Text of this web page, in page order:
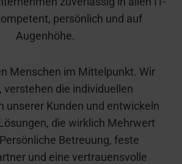
persönlich und auf
Augenhöhe.
Menschen im Mittelpunkt. Wir
verstehen die individuellen
unserer Kunden und entwickeln
die wirklich Mehrwert
Betreuung, feste
und eine vertrauensvolle